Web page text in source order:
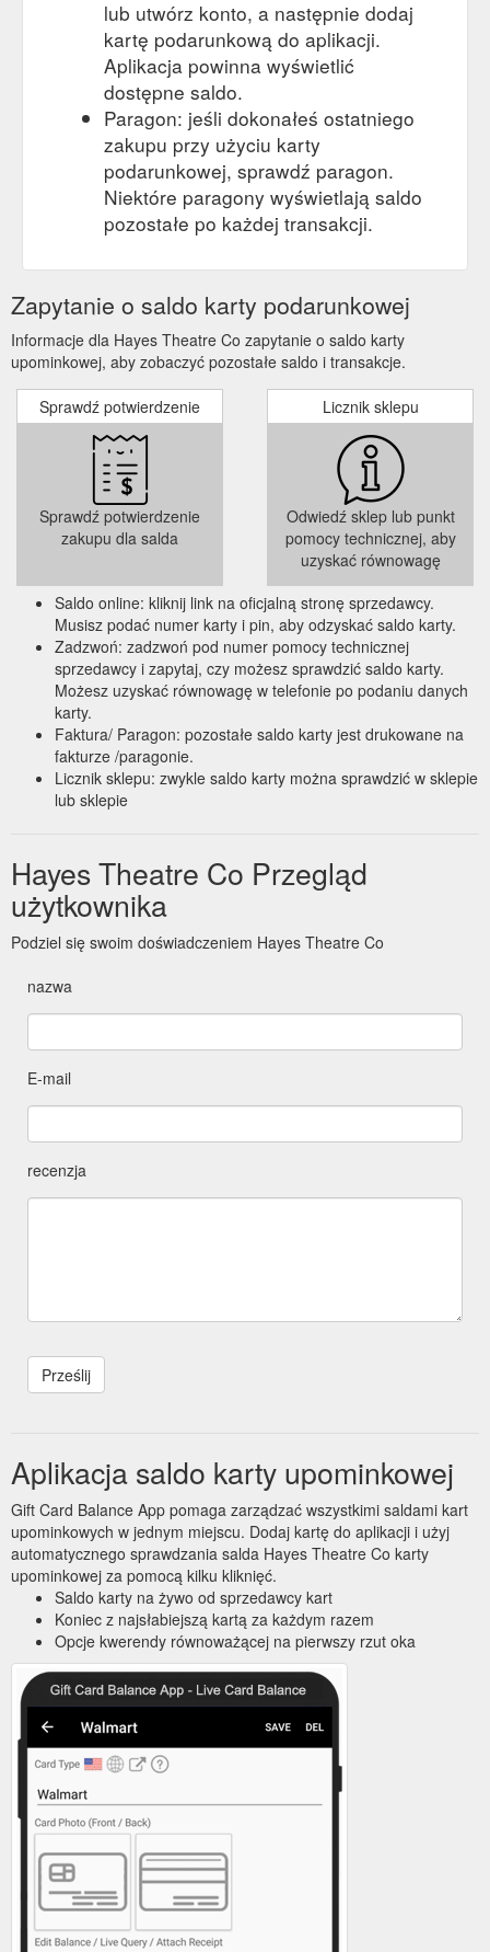
lub utwórz konto, a następnie dodaj
kartę podarunkową do aplikacji.
Aplikacja powinna wyświetlić
dostępne saldo.
Paragon: jeśli dokonałeś ostatniego
zakupu przy użyciu karty
podarunkowej, sprawdź paragon.
Niektóre paragony wyświetlają saldo
pozostałe po każdej transakcji.
Zapytanie o saldo karty podarunkowej
Informacje dla Hayes Theatre Co zapytanie o saldo karty
upominkowej, aby zobaczyć pozostałe saldo i transakcje.
Sprawdź potwierdzenie
Sprawdź potwierdzenie
zakupu dla salda
Licznik sklepu
Odwiedź sklep lub punkt
pomocy technicznej, aby
uzyskać równowagę
Saldo online: kliknij link na oficjalną stronę sprzedawcy.
Musisz podać numer karty i pin, aby odzyskać saldo karty.
Zadzwoń: zadzwoń pod numer pomocy technicznej
sprzedawcy i zapytaj, czy możesz sprawdzić saldo karty.
Możesz uzyskać równowagę w telefonie po podaniu danych
karty.
Faktura/ Paragon: pozostałe saldo karty jest drukowane na
fakturze /paragonie.
Licznik sklepu: zwykle saldo karty można sprawdzić w sklepie
lub sklepie
Hayes Theatre Co Przegląd
użytkownika
Podziel się swoim doświadczeniem Hayes Theatre Co
nazwa
E-mail
recenzja
Aplikacja saldo karty upominkowej
Gift Card Balance App pomaga zarządzać wszystkimi saldami kart
upominkowych w jednym miejscu. Dodaj kartę do aplikacji i użyj
automatycznego sprawdzania salda Hayes Theatre Co karty
upominkowej za pomocą kilku kliknięć.
Saldo karty na żywo od sprzedawcy kart
Koniec z najsłabiejszą kartą za każdym razem
Opcje kwerendy równoważącej na pierwszy rzut oka